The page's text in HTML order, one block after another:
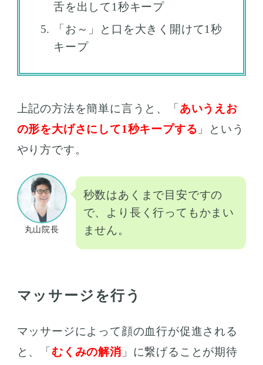
舌を出して1秒キープ
「お～」と口を大きく開けて1秒
キープ
上記の方法を簡単に言うと、「 あいうえお
の形を大げさにして1秒キープする 」という
やり方です。
丸山院長
秒数はあくまで目安ですの
で、より長く行ってもかまい
ません。
マッサージを行う
マッサージによって顔の血行が促進される
と、「むくみの解消 」に繋げることが期待